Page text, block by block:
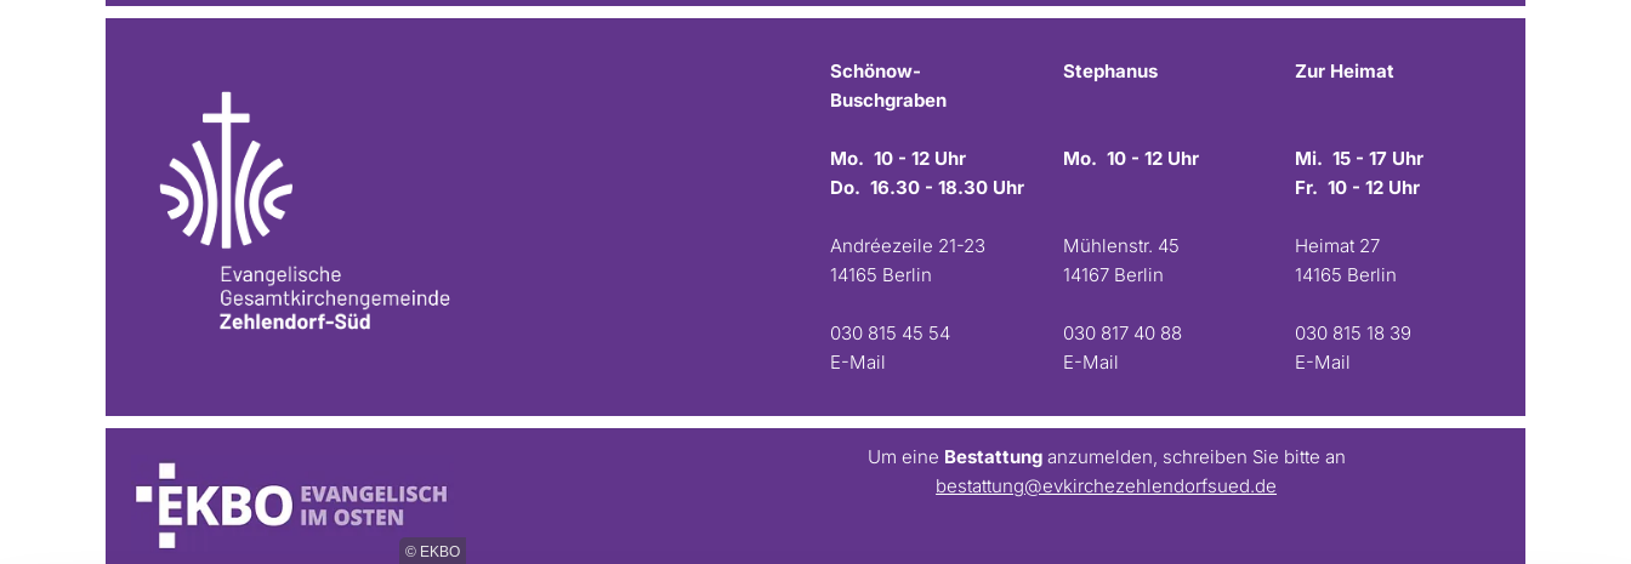
Schönow-
Buschgraben
Mo. 10 - 12 Uhr
Do. 16.30 - 18.30 Uhr
Andréezeile 21-23
14165 Berlin
030 815 45 54
E-Mail
Stephanus
Mo. 10 - 12 Uhr
Mühlenstr. 45
14167 Berlin
030 817 40 88
E-Mail
Zur Heimat
Mi. 15 - 17 Uhr
Fr. 10 - 12 Uhr
Heimat 27
14165 Berlin
030 815 18 39
E-Mail
© EKBO
Um eine Bestattunganzumelden, schreiben Sie bitte an
bestattung@evkirchezehlendorfsued.de